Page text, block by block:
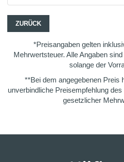
ZURÜCK
*Preisangaben gelten
Mehrwertsteuer. Alle Angaben
solange der
**Bei dem angegebenen Preis
unverbindliche Preisempfehlung
gesetzlicher